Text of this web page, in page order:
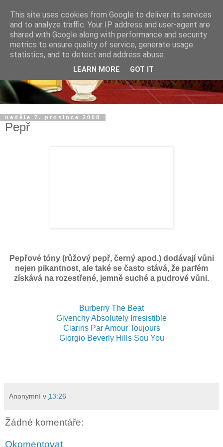
neděle 7. prosince 2008
Pepř
Pepřové tóny (růžový pepř, černý apod.) dodávají vůni
nejen pikantnost, ale také se často stává, že parfém
získává na rozestřené, jemně suché a pudrové vůni.
Burberry The Beat
Givenchy Absolutely Irresistible
Clarins Par Amour Toujours
Giorgio Beverly Hills Sou You
Anonymní v 13:26
Žádné komentáře:
Okomentovat
This site uses cookies from Google to deliver its services
and to analyze traffic. Your IP address and user-agent are
shared with Google along with performance and security
metrics to ensure quality of service, generate usage
statistics, and to detect and address abuse.
LEARN MORE GOT IT